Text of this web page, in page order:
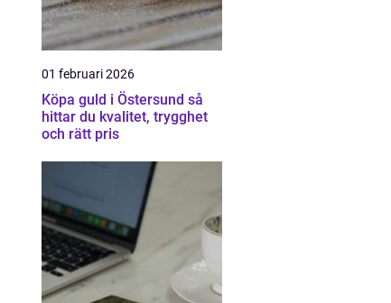
01 februari 2026
Köpa guld i Östersund så
hittar du kvalitet, trygghet
och rätt pris